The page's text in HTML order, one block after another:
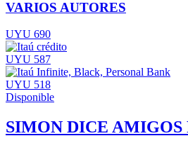
VARIOS AUTORES
UYU 690
UYU 587
UYU 518
Disponible
SIMON DICE AMIGOS